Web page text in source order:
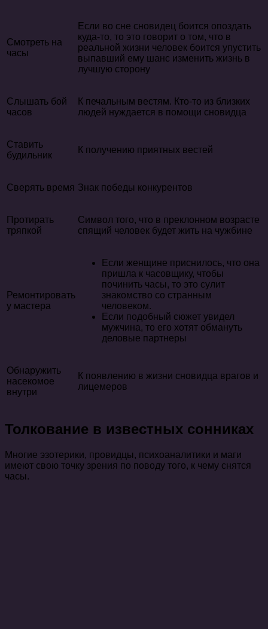
Смотреть на
часы
Если во сне сновидец боится опоздать
куда-то, то это говорит о том, что в
реальной жизни человек боится упустить
выпавший ему шанс изменить жизнь в
лучшую сторону
Слышать бой
часов
К печальным вестям. Кто-то из близких
людей нуждается в помощи сновидца
Ставить
будильник
К получению приятных вестей
Сверять время Знак победы конкурентов
Протирать
тряпкой
Символ того, что в преклонном возрасте
спящий человек будет жить на чужбине
Ремонтировать
у мастера
Если женщине приснилось, что она
пришла к часовщику, чтобы
починить часы, то это сулит
знакомство со странным
человеком.
Если подобный сюжет увидел
мужчина, то его хотят обмануть
деловые партнеры
Обнаружить
насекомое
внутри
К появлению в жизни сновидца врагов и
лицемеров
Толкование в известных сонниках
Многие эзотерики, провидцы, психоаналитики и маги
имеют свою точку зрения по поводу того, к чему снятся
часы.